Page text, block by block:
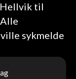
til
sykmelde